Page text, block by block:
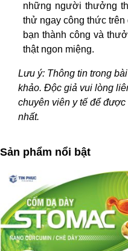
những người thưởng
thử ngay công thức trên
bạn thành công và
thật ngon miệng.
Lưu ý: Thông tin trong
khảo. Độc giả vui lòng
chuyên viên y tế để
nhất.
Sản phẩm nổi bật